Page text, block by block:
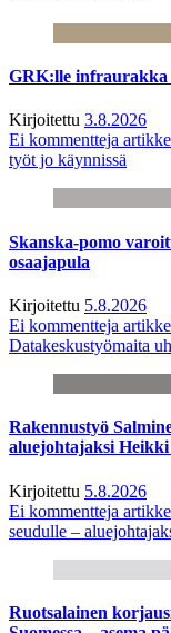
GRK:lle infraurakka
Kirjoitettu 3.8.2026
Ei kommentteja
työt jo käynnissä
Skanska-pomo
osaajapula
Kirjoitettu 5.8.2026
Ei kommentteja
Datakeskustyömaita
Rakennustyö
aluejohtajaksi
Kirjoitettu 5.8.2026
Ei kommentteja
seudulle –
Ruotsalainen